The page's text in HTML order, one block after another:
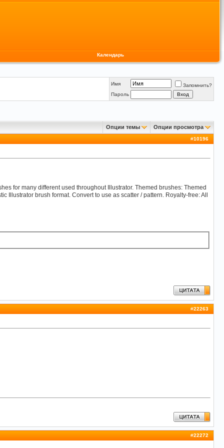
Календарь
Имя
Запомнить?
Пароль
Опции темы Опции просмотра
#10196
for many different used throughout Illustrator. Themed brushes: Themed
Illustrator brush format. Convert to use as scatter / pattern. Royalty-free: All
#22263
#22272